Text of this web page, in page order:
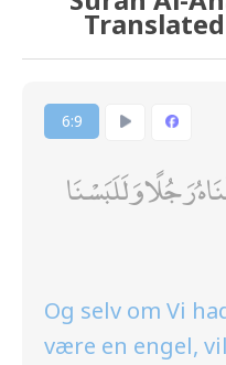
6:9
رَجُلًا وَلَلَبَسْنَا
Og selv om Vi
være en engel,